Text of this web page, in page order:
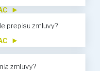
prepisu zmluvy?
zmluvy?